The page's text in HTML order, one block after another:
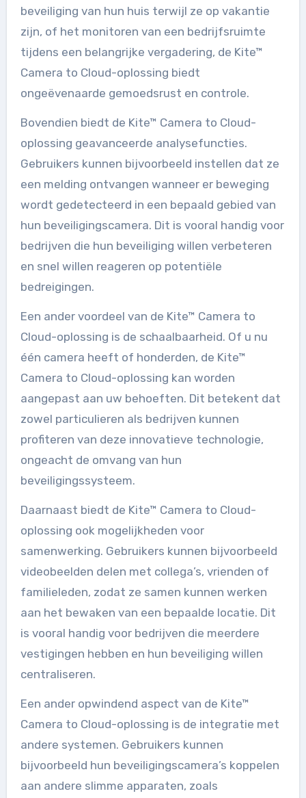
beveiliging van hun huis terwijl ze op vakantie
zijn, of het monitoren van een bedrijfsruimte
tijdens een belangrijke vergadering, de Kite™
Camera to Cloud-oplossing biedt
ongeëvenaarde gemoedsrust en controle.
Bovendien biedt de Kite™ Camera to Cloud-
oplossing geavanceerde analysefuncties.
Gebruikers kunnen bijvoorbeeld instellen dat ze
een melding ontvangen wanneer er beweging
wordt gedetecteerd in een bepaald gebied van
hun beveiligingscamera. Dit is vooral handig voor
bedrijven die hun beveiliging willen verbeteren
en snel willen reageren op potentiële
bedreigingen.
Een ander voordeel van de Kite™ Camera to
Cloud-oplossing is de schaalbaarheid. Of u nu
één camera heeft of honderden, de Kite™
Camera to Cloud-oplossing kan worden
aangepast aan uw behoeften. Dit betekent dat
zowel particulieren als bedrijven kunnen
profiteren van deze innovatieve technologie,
ongeacht de omvang van hun
beveiligingssysteem.
Daarnaast biedt de Kite™ Camera to Cloud-
oplossing ook mogelijkheden voor
samenwerking. Gebruikers kunnen bijvoorbeeld
videobeelden delen met collega’s, vrienden of
familieleden, zodat ze samen kunnen werken
aan het bewaken van een bepaalde locatie. Dit
is vooral handig voor bedrijven die meerdere
vestigingen hebben en hun beveiliging willen
centraliseren.
Een ander opwindend aspect van de Kite™
Camera to Cloud-oplossing is de integratie met
andere systemen. Gebruikers kunnen
bijvoorbeeld hun beveiligingscamera’s koppelen
aan andere slimme apparaten, zoals